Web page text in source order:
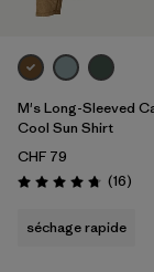
M's Long-Sleeved
Cool Sun Shirt
CHF 79
Évaluation: 4.8 / 5
(16Avis
)
séchage rapide